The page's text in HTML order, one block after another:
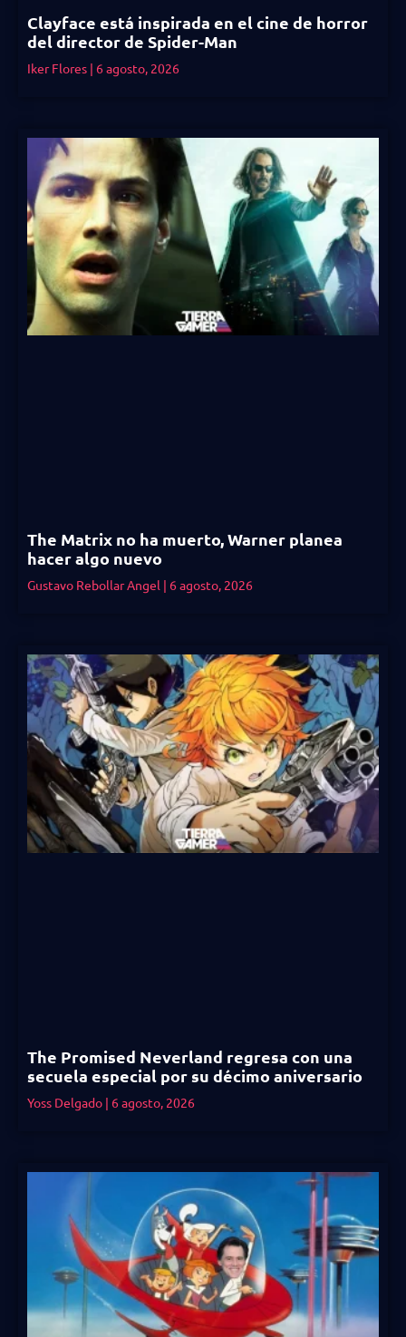
Clayface está inspirada en el cine de horror
del director de Spider-Man
Iker Flores 6 agosto, 2026
The Matrix no ha muerto, Warner planea
hacer algo nuevo
Gustavo Rebollar Angel 6 agosto, 2026
The Promised Neverland regresa con una
secuela especial por su décimo aniversario
Yoss Delgado 6 agosto, 2026